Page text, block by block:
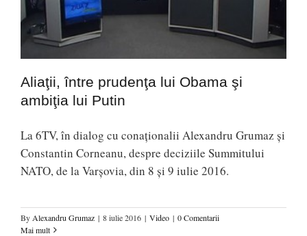
Aliaţii, între prudenţa lui Obama şi
ambiţia lui Putin
La 6TV, în dialog cu conaţionalii Alexandru Grumaz şi
Constantin Corneanu, despre deciziile Summitului
NATO, de la Varşovia, din 8 şi 9 iulie 2016.
By Alexandru Grumaz | 8 iulie 2016 | Video | 0 Comentarii
Mai mult